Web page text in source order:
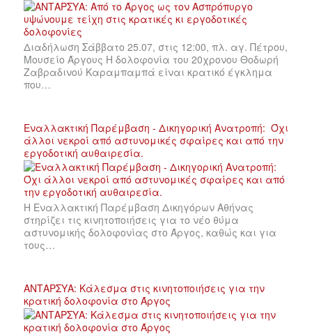
Διαδήλωση Σάββατο 25.07, στις 12:00, πλ. αγ. Πέτρου,
Μουσείο Άργους Η δολοφονία του 20χρονου Θοδωρή
Ζαβραδινού Καραμπαμπά είναι κρατικό έγκλημα
που…
Εναλλακτική Παρέμβαση - Δικηγορική Ανατροπή: Όχι
άλλοι νεκροί από αστυνομικές σφαίρες και από την
εργοδοτική αυθαιρεσία.
Η Εναλλακτική Παρέμβαση Δικηγόρων Αθήνας
στηρίζει τις κινητοποιήσεις για το νέο θύμα
αστυνομικής δολοφονίας στο Άργος, καθώς και για
τους…
ΑΝΤΑΡΣΥΑ: Κάλεσμα στις κινητοποιήσεις για την
κρατική δολοφονία στο Άργος